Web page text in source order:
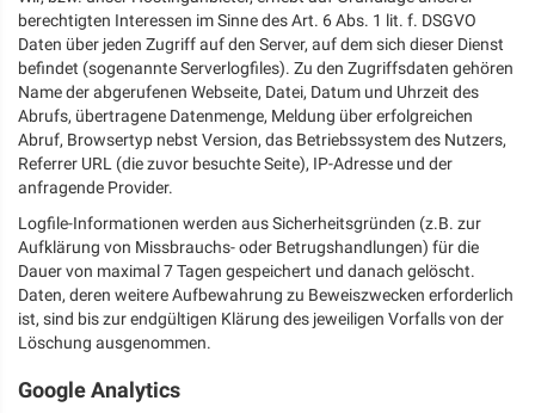
berechtigten Interessen im Sinne des Art. 6 Abs. 1 lit. f. DSGVO
Daten über jeden Zugriff auf den Server, auf dem sich dieser Dienst
befindet (sogenannte Serverlogfiles). Zu den Zugriffsdaten gehören
Name der abgerufenen Webseite, Datei, Datum und Uhrzeit des
Abrufs, übertragene Datenmenge, Meldung über erfolgreichen
Abruf, Browsertyp nebst Version, das Betriebssystem des Nutzers,
Referrer URL (die zuvor besuchte Seite), IP-Adresse und der
anfragende Provider.
Logfile-Informationen werden aus Sicherheitsgründen (z.B. zur
Aufklärung von Missbrauchs- oder Betrugshandlungen) für die
Dauer von maximal 7 Tagen gespeichert und danach gelöscht.
Daten, deren weitere Aufbewahrung zu Beweiszwecken erforderlich
ist, sind bis zur endgültigen Klärung des jeweiligen Vorfalls von der
Löschung ausgenommen.
Google Analytics